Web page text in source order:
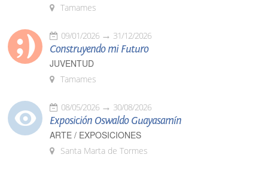
Tamames
09/01/2026 31/12/2026
Construyendo mi Futuro
JUVENTUD
Tamames
08/05/2026 30/08/2026
Exposición Oswaldo Guayasamín
ARTE / EXPOSICIONES
Santa Marta de Tormes